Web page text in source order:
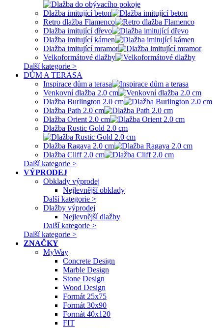
Dlažba imitující beton
Retro dlažba Flamenco
Dlažba imitující dřevo
Dlažba imitující kámen
Dlažba imitující mramor
Velkoformátové dlažby
Další kategorie >
DŮM A TERASA
Inspirace dům a terasa
Venkovní dlažba 2.0 cm
Dlažba Burlington 2.0 cm
Dlažba Path 2.0 cm
Dlažba Orient 2.0 cm
Dlažba Rustic Gold 2.0 cm
Dlažba Ragaya 2.0 cm
Dlažba Cliff 2.0 cm
Další kategorie >
VÝPRODEJ
Obklady výprodej
Nejlevnější obklady
Další kategorie >
Dlažby výprodej
Nejlevnější dlažby
Další kategorie >
Další kategorie >
ZNAČKY
MyWay
Concrete Design
Marble Design
Stone Design
Wood Design
Formát 25x75
Formát 30x90
Formát 40x120
FIT